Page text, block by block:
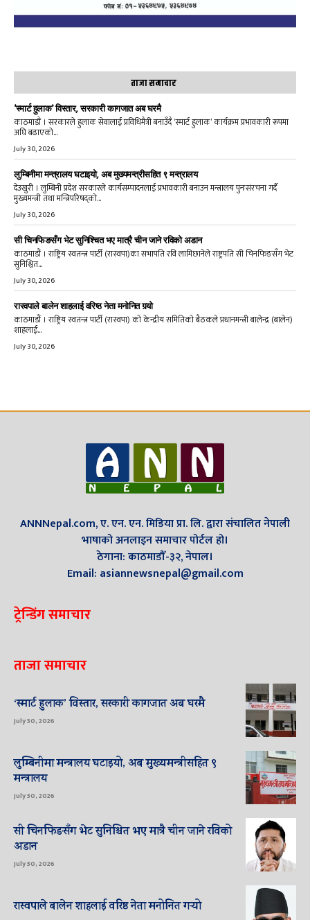
ताजा समाचार
‘स्मार्ट हुलाक’ विस्तार, सरकारी कागजात अब घरमै
काठमाडौं । सरकारले हुलाक सेवालाई प्रविधिमैत्री बनाउँदै ‘स्मार्ट हुलाक’ कार्यक्रम प्रभावकारी रूपमा
अघि बढाएको...
July 30, 2026
लुम्बिनीमा मन्त्रालय घटाइयो, अब मुख्यमन्त्रीसहित ९ मन्त्रालय
देउखुरी । लुम्बिनी प्रदेश सरकारले कार्यसम्पादनलाई प्रभावकारी बनाउन मन्त्रालय पुनःसंरचना गर्दै
मुख्यमन्त्री तथा मन्त्रिपरिषद्को...
July 30, 2026
सी चिनफिङसँग भेट सुनिश्चित भए मात्रै चीन जाने रविको अडान
काठमाडौं । राष्ट्रिय स्वतन्त्र पार्टी (रास्वपा)का सभापति रवि लामिछानेले राष्ट्रपति सी चिनफिङसँग भेट
सुनिश्चित...
July 30, 2026
रास्वपाले बालेन शाहलाई वरिष्ठ नेता मनोनित गर्‍यो
काठमाडौं । राष्ट्रिय स्वतन्त्र पार्टी (रास्वपा) को केन्द्रीय समितिको बैठकले प्रधानमन्त्री बालेन्द्र (बालेन)
शाहलाई...
July 30, 2026
ANNNepal.com, ए. एन. एन. मिडिया प्रा. लि. द्वारा संचालित नेपाली
भाषाको अनलाइन समाचार पोर्टल हो।
ठेगाना: काठमाडौँ-३२, नेपाल।
Email: asiannewsnepal@gmail.com
ट्रेन्डिंग समाचार
ताजा समाचार
‘स्मार्ट हुलाक’ विस्तार, सरकारी कागजात अब घरमै
July 30, 2026
लुम्बिनीमा मन्त्रालय घटाइयो, अब मुख्यमन्त्रीसहित ९
मन्त्रालय
July 30, 2026
सी चिनफिङसँग भेट सुनिश्चित भए मात्रै चीन जाने रविको
अडान
July 30, 2026
रास्वपाले बालेन शाहलाई वरिष्ठ नेता मनोनित गर्‍यो